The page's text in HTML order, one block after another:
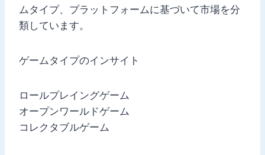
ムタイプ、プラットフォームに基づいて市場を分
類しています。
ゲームタイプのインサイト
ロールプレイングゲーム
オープンワールドゲーム
コレクタブルゲーム